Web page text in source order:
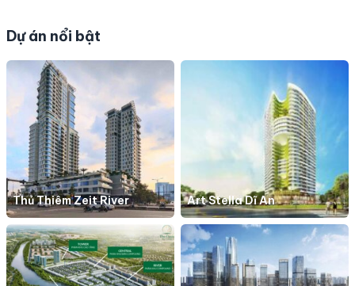
Dự án nổi bật
Thủ Thiêm Zeit River Art Stella Dĩ An